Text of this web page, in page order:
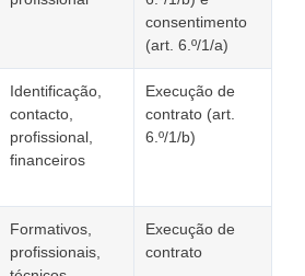
consentimento
(art. 6.º/1/a)
Identificação,
contacto,
profissional,
financeiros
Execução de
contrato (art.
6.º/1/b)
Formativos,
profissionais,
Execução de
contrato